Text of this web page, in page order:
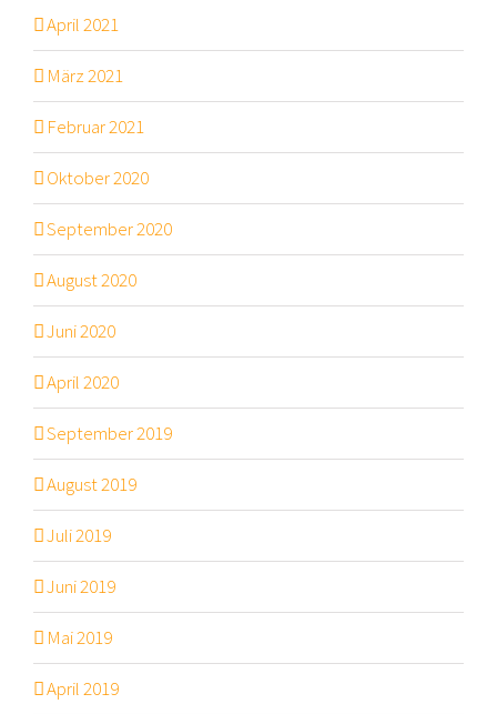
April 2021
März 2021
Februar 2021
Oktober 2020
September 2020
August 2020
Juni 2020
April 2020
September 2019
August 2019
Juli 2019
Juni 2019
Mai 2019
April 2019